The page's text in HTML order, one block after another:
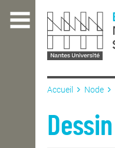
contenu
L'ÉCOLE
Accueil Node
Dessin